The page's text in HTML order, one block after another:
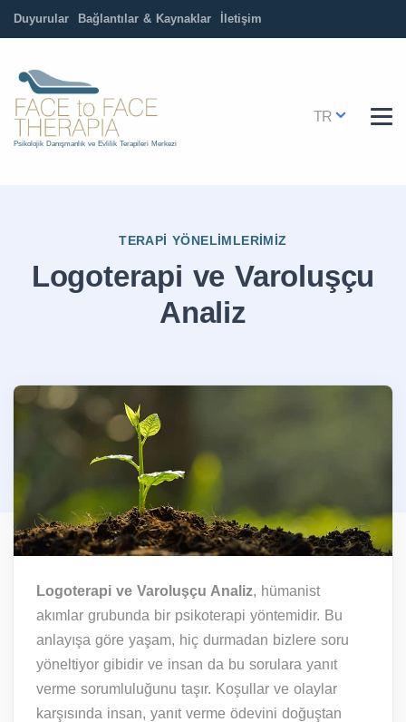
Duyurular Bağlantılar & Kaynaklar İletişim
Psikolojik Danışmanlık ve Evlilik Terapileri Merkezi
TR
TERAPI YÖNELIMLERIMIZ
Logoterapi ve Varoluşçu
Analiz
Logoterapi ve Varoluşçu Analiz, hümanist
akımlar grubunda bir psikoterapi yöntemidir. Bu
anlayışa göre yaşam, hiç durmadan bizlere soru
yöneltiyor gibidir ve insan da bu sorulara yanıt
verme sorumluluğunu taşır. Koşullar ve olaylar
karşısında insan, yanıt verme ödevini doğuştan